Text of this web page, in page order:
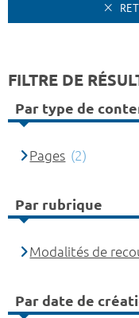
FILTRE DE
Par type de
Pages (2)
Par rubrique
Modalités de
Par date de